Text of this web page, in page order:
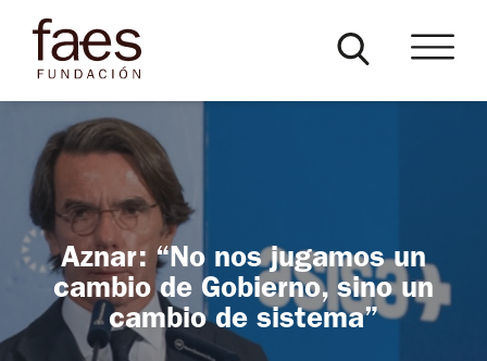
Aznar: “No nos jugamos un
cambio de Gobierno, sino un
cambio de sistema”